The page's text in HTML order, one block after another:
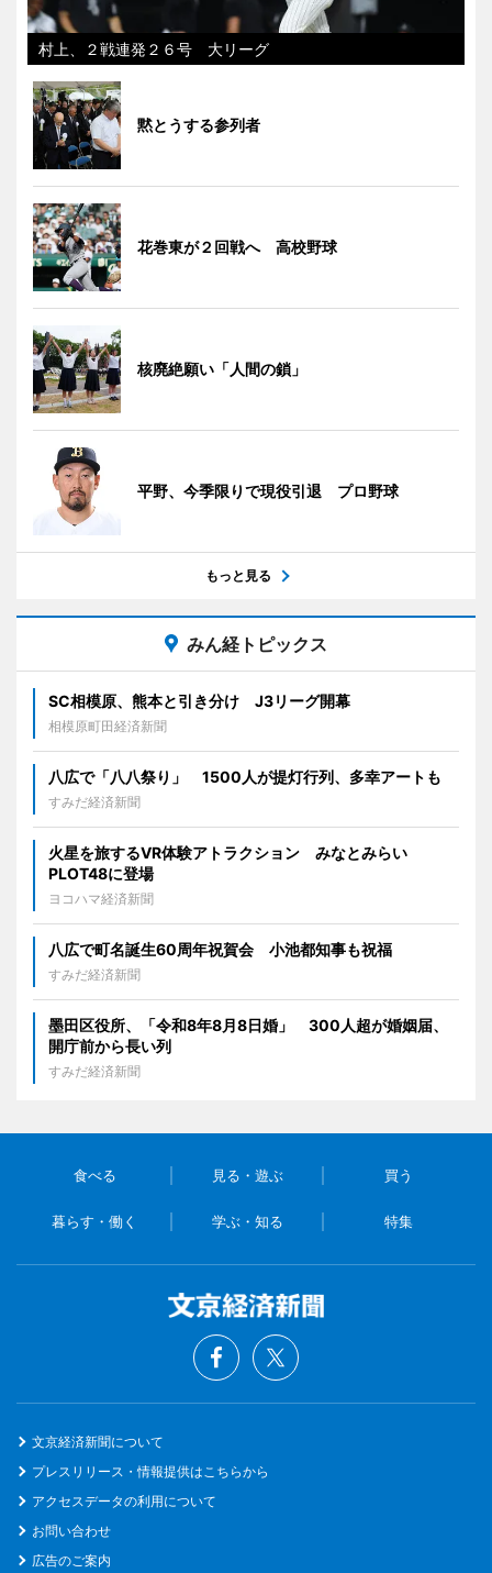
村上、２戦連発２６号 大リーグ
黙とうする参列者
花巻東が２回戦へ 高校野球
核廃絶願い「人間の鎖」
平野、今季限りで現役引退 プロ野球
もっと見る
みん経トピックス
SC相模原、熊本と引き分け J3リーグ開幕
相模原町田経済新聞
八広で「八八祭り」 1500人が提灯行列、多幸アートも
すみだ経済新聞
火星を旅するVR体験アトラクション みなとみらい
PLOT48に登場
ヨコハマ経済新聞
八広で町名誕生60周年祝賀会 小池都知事も祝福
すみだ経済新聞
墨田区役所、「令和8年8月8日婚」 300人超が婚姻届、
開庁前から長い列
すみだ経済新聞
食べる 見る・遊ぶ 買う
暮らす・働く 学ぶ・知る 特集
文京経済新聞について
プレスリリース・情報提供はこちらから
アクセスデータの利用について
お問い合わせ
広告のご案内